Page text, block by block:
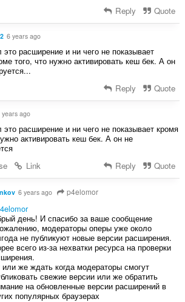
Reply Quote
6 years ago
это расширение и ни чего не показывает
того, что нужно активировать кеш бек. А он
Reply Quote
years ago
это расширение и ни чего не показывает кромя
активировать кеш бек. А он не
Link Reply Quote
6 years ago p4elomor
день! И спасибо за ваше сообщение
модераторы оперы уже около
не публикуют новые версии расширения.
всего из-за нехватки ресурса на проверки
или же ждать когда модераторы смогут
свежие версии или же обратить
на обновленные версии расширений в
популярных браузерах